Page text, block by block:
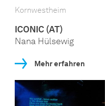
Kornwestheim
ICONIC (AT)
Nana Hülsewig
Mehr erfahren